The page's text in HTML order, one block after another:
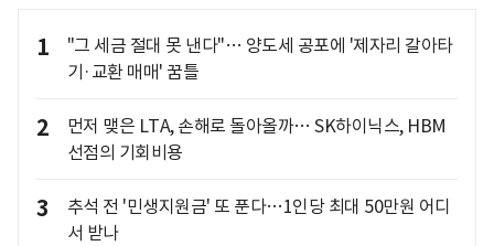
1
"그 세금 절대 못 낸다"… 양도세 공포에 '제자리 갈아타
기·교환 매매' 꿈틀
2
먼저 맺은 LTA, 손해로 돌아올까… SK하이닉스, HBM
선점의 기회비용
3
추석 전 '민생지원금' 또 푼다…1인당 최대 50만원 어디
서 받나